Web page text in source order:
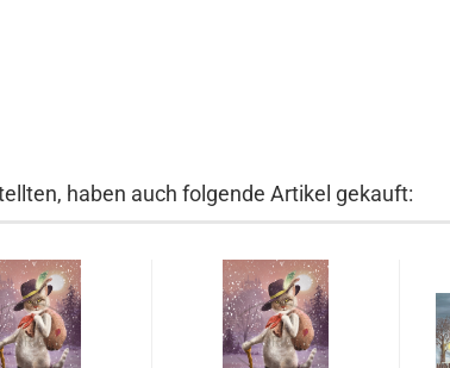
haben auch folgende Artikel gekauft: